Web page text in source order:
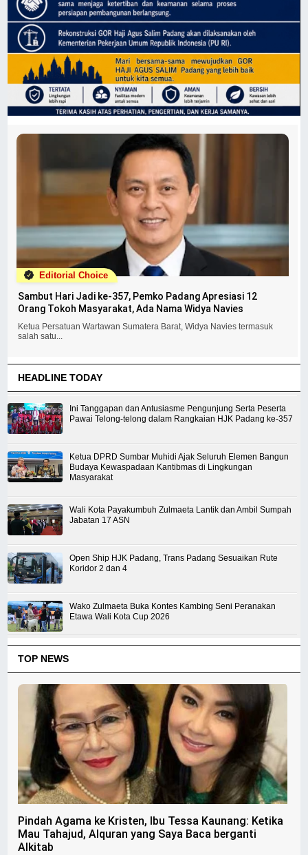
Editorial Choice
Sambut Hari Jadi ke-357, Pemko Padang Apresiasi 12
Orang Tokoh Masyarakat, Ada Nama Widya Navies
Ketua Persatuan Wartawan Sumatera Barat, Widya Navies termasuk
salah satu...
HEADLINE TODAY
Ini Tanggapan dan Antusiasme Pengunjung Serta Peserta
Pawai Telong-telong dalam Rangkaian HJK Padang ke-357
Ketua DPRD Sumbar Muhidi Ajak Seluruh Elemen Bangun
Budaya Kewaspadaan Kantibmas di Lingkungan
Masyarakat
Wali Kota Payakumbuh Zulmaeta Lantik dan Ambil Sumpah
Jabatan 17 ASN
Open Ship HJK Padang, Trans Padang Sesuaikan Rute
Koridor 2 dan 4
Wako Zulmaeta Buka Kontes Kambing Seni Peranakan
Etawa Wali Kota Cup 2026
TOP NEWS
Pindah Agama ke Kristen, Ibu Tessa Kaunang: Ketika
Mau Tahajud, Alquran yang Saya Baca berganti
Alkitab